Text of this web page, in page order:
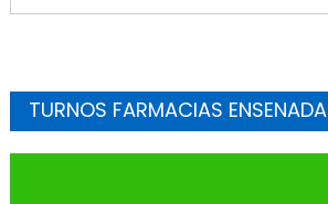
TURNOS FARMACIAS ENSENADA